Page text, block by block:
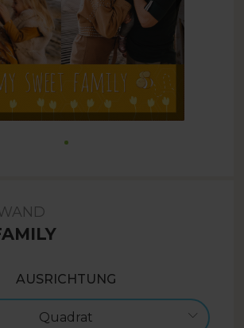
AUSRICHTUNG
Quadrat